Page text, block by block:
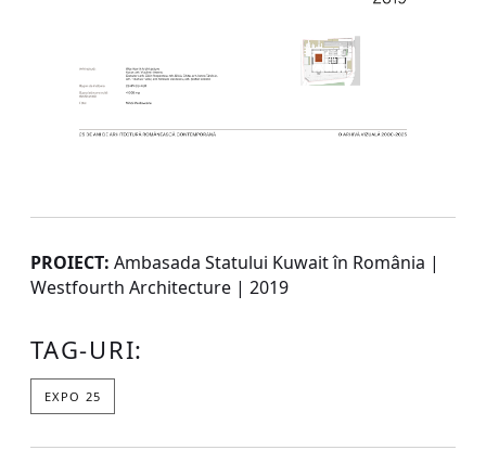
PROIECT: Ambasada Statului Kuwait în România |
Westfourth Architecture | 2019
TAG-URI:
EXPO 25